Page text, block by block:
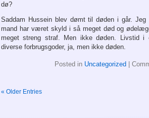
dø?
Saddam Hussein blev dømt til døden i går.
mand har været skyld i så meget død og
meget streng straf. Men ikke døden. Livstid i
diverse forbrugsgoder, ja, men ikke døden.
Posted in Uncategorized
« Older Entries